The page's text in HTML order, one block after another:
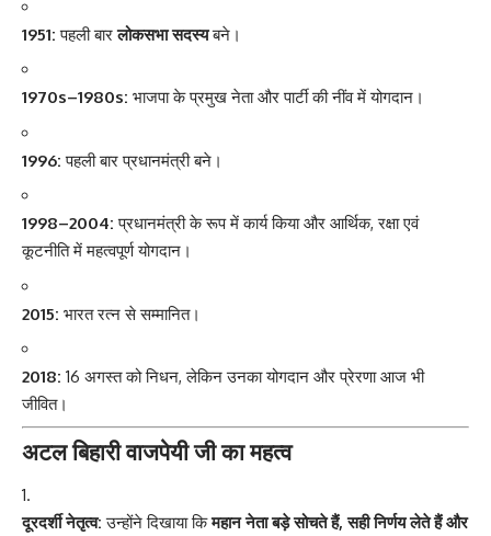
1951: पहली बारलोकसभा सदस्यबने।
1970s–1980s: भाजपा के प्रमुख नेता और पार्टी की नींव में योगदान।
1996: पहली बार प्रधानमंत्री बने।
1998–2004: प्रधानमंत्री के रूप में कार्य किया और आर्थिक, रक्षा एवं
कूटनीति में महत्वपूर्ण योगदान।
2015: भारत रत्न से सम्मानित।
2018: 16 अगस्त को निधन, लेकिन उनका योगदान और प्रेरणा आज भी
जीवित।
अटल बिहारी वाजपेयी जी का महत्व
दूरदर्शी नेतृत्व: उन्होंने दिखाया किमहान नेता बड़े सोचते हैं, सही निर्णय लेते हैं और